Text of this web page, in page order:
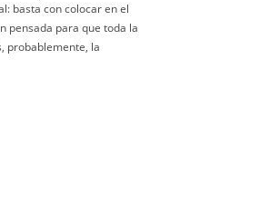
basta con colocar en el
pensada para que toda la
probablemente, la